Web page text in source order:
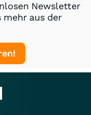
Newsletter
mehr aus der